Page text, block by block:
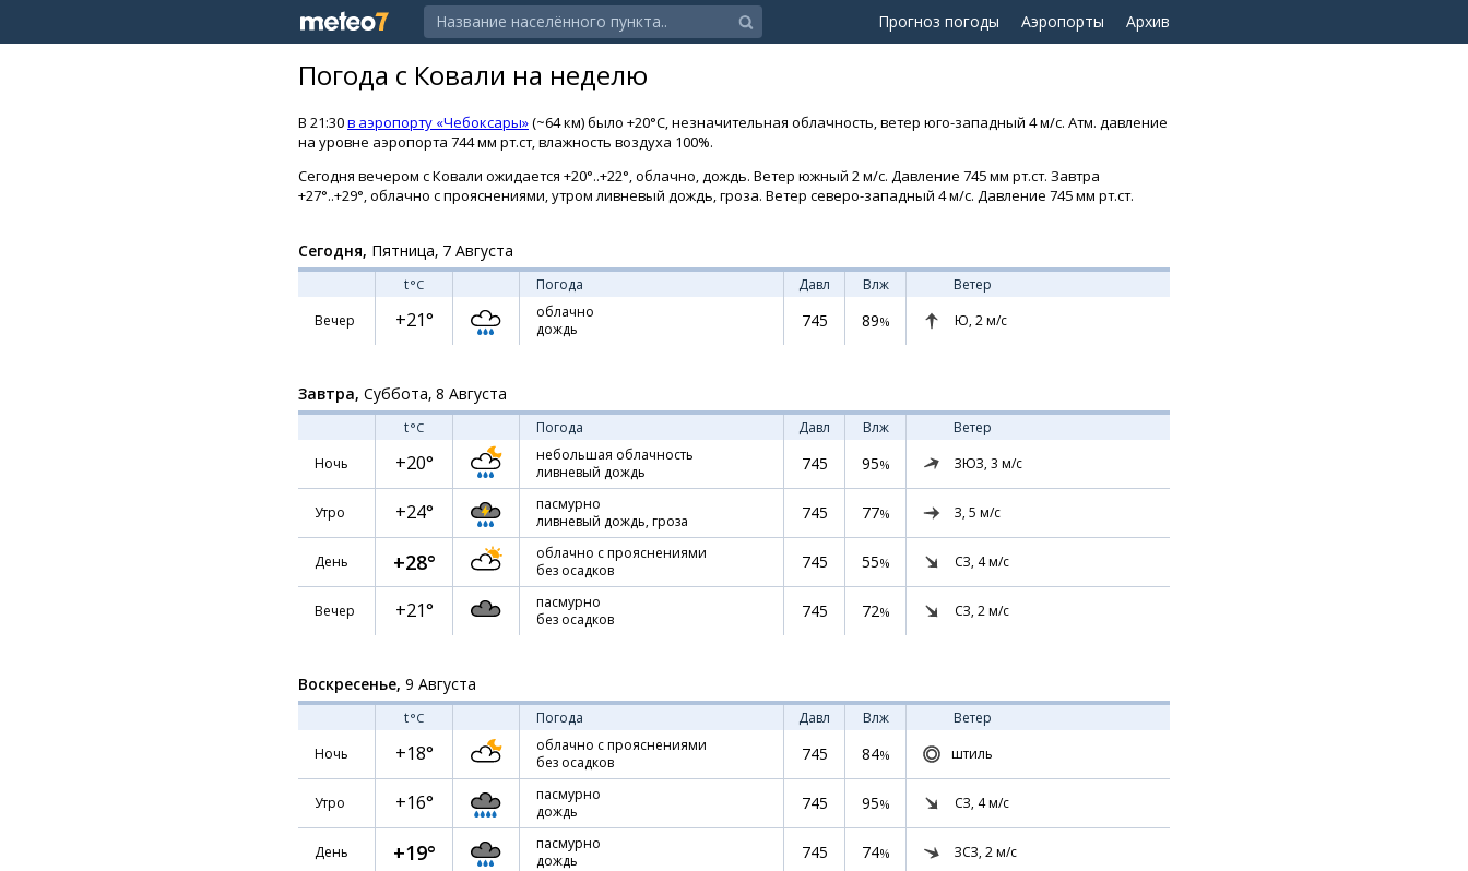
Прогноз погоды Аэропорты Архив
Погода с Ковали на неделю
В 21:30в аэропорту «Чебоксары»(~64 км) было +20°C, незначительная облачность, ветер юго-западный 4 м/с. Атм. давление
на уровне аэропорта 744 мм рт.ст, влажность воздуха 100%.
Сегодня вечером с Ковали ожидается +20°..+22°, облачно, дождь. Ветер южный 2 м/с. Давление 745 мм рт.ст. Завтра
+27°..+29°, облачно с прояснениями, утром ливневый дождь, гроза. Ветер северо-западный 4 м/с. Давление 745 мм рт.ст.
Сегодня, Пятница, 7 Августа
t°C Погода Давл Влж
Ветер
Вечер
+21°
облачно
дождь
745 89% Ю, 2м/с
Завтра, Суббота, 8 Августа
t°C Погода Давл Влж
Ветер
Ночь
+20°
небольшая облачность
ливневый дождь
745 95% ЗЮЗ, 3 м/с
Утро +24°
пасмурно
ливневый дождь, гроза
745 77% З, 5 м/с
День +28°
облачно с прояснениями
без осадков
745 55% СЗ, 4м/с
Вечер +21°
пасмурно
без осадков
745 72% СЗ, 2м/с
Воскресенье, 9 Августа
t°C Погода Давл Влж
Ветер
Ночь
+18°
облачно с прояснениями
без осадков
745 84% штиль
Утро +16°
пасмурно
дождь
745 95% СЗ, 4м/с
День +19°
пасмурно
дождь
745 74% ЗСЗ, 2м/с